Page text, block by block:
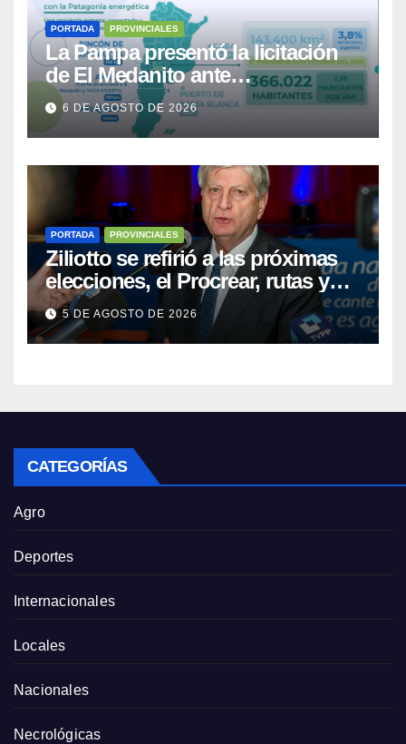
PORTADA PROVINCIALES
La Pampa presentó la licitación
de El Medanito ante
representaciones diplomáticas
6 DE AGOSTO DE 2026
PORTADA PROVINCIALES
Ziliotto se refirió a las próximas
elecciones, el Procrear, rutas y
Vaca Muerta
5 DE AGOSTO DE 2026
CATEGORÍAS
Agro
Deportes
Internacionales
Locales
Nacionales
Necrológicas